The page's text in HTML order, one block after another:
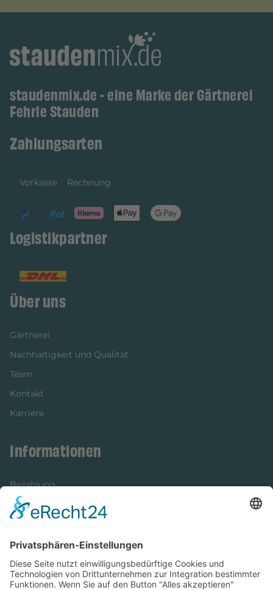
staudenmix.de - eine Marke der Gärtnerei
Fehrle Stauden
Zahlungsarten
Vorkasse Rechnung
Logistikpartner
Über uns
Gärtnerei
Nachhaltigkeit und Qualität
Team
Kontakt
Karriere
Informationen
Bezahlung
Newsletter
Versandinformationen
Verfügbarkeit/Verträglichkeit
Rechtliches